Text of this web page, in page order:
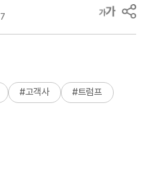
#고객사 #트럼프